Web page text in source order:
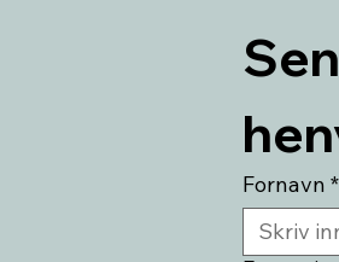
Fornavn *